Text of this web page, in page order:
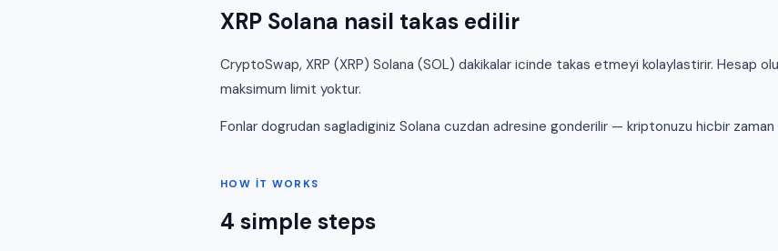
XRP Solana nasil takas edilir
CryptoSwap, XRP (XRP) Solana (SOL) dakikalar icinde takas etmeyi kolaylastirir. Hesap
maksimum limit yoktur.
Fonlar dogrudan sagladiginiz Solana cuzdan adresine gonderilir — kriptonuzu hicbir
HOW IT WORKS
4 simple steps